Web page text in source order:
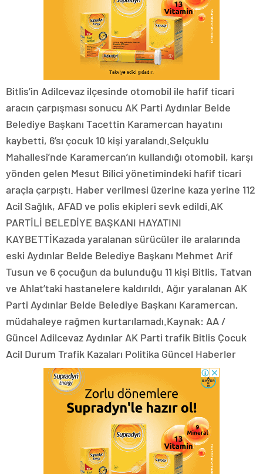
Bitlis’in Adilcevaz ilçesinde otomobil ile hafif ticari
aracın çarpışması sonucu AK Parti Aydınlar Belde
Belediye Başkanı Tacettin Karamercan hayatını
kaybetti, 6’sı çocuk 10 kişi yaralandı.Selçuklu
Mahallesi’nde Karamercan’ın kullandığı otomobil, karşı
yönden gelen Mesut Bilici yönetimindeki hafif ticari
araçla çarpıştı. Haber verilmesi üzerine kaza yerine 112
Acil Sağlık, AFAD ve polis ekipleri sevk edildi.AK
PARTİLİ BELEDİYE BAŞKANI HAYATINI
KAYBETTİKazada yaralanan sürücüler ile aralarında
eski Aydınlar Belde Belediye Başkanı Mehmet Arif
Tusun ve 6 çocuğun da bulunduğu 11 kişi Bitlis, Tatvan
ve Ahlat’taki hastanelere kaldırıldı. Ağır yaralanan AK
Parti Aydınlar Belde Belediye Başkanı Karamercan,
müdahaleye rağmen kurtarılamadı.Kaynak: AA /
Güncel Adilcevaz Aydınlar AK Parti trafik Bitlis Çocuk
Acil Durum Trafik Kazaları Politika Güncel Haberler